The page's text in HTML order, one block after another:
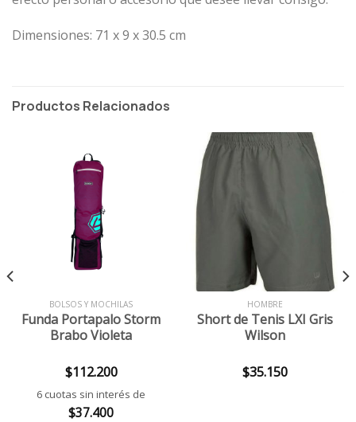
Dimensiones: 71 x 9 x 30.5 cm
Productos Relacionados
BOLSOS Y MOCHILAS
Funda Portapalo Storm
Brabo Violeta
$112.200
6 cuotas sin interés de
$37.400
HOMBRE
Short de Tenis LXI Gris
Wilson
$35.150